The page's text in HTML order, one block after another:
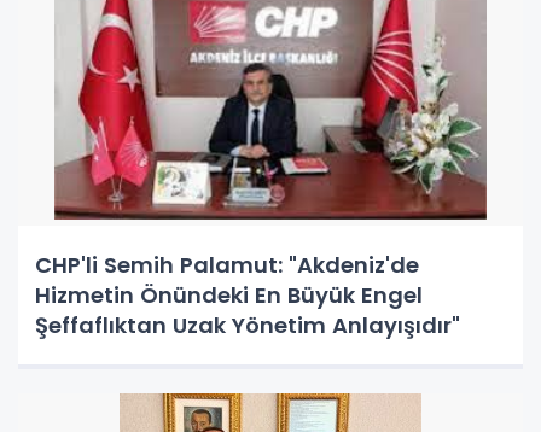
CHP'li Semih Palamut: "Akdeniz'de
Hizmetin Önündeki En Büyük Engel
Şeffaflıktan Uzak Yönetim Anlayışıdır"